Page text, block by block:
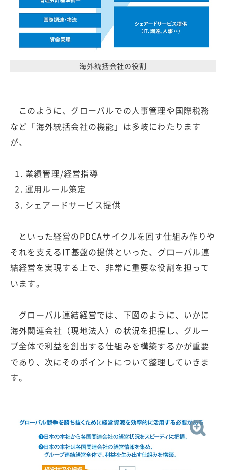
海外統括会社の役割
このように、グローバルでの人事管理や国際税務
など「海外統括会社の機能」は多岐にわたります
が、
業績管理/経営指導
運用ルール策定
シェアードサービス提供
といった経営のPDCAサイクルを回す仕組み作りや
それを支えるIT基盤の提供といった、グローバル連
結経営を実現する上で、非常に重要な役割を担って
います。
グローバル連結経営では、下図のように、いかに
海外関連会社（現地法人）の状況を把握し、グルー
プ全体で利益を創出する仕組みを構築するかが重要
であり、次にそのポイントについて整理していきま
す。